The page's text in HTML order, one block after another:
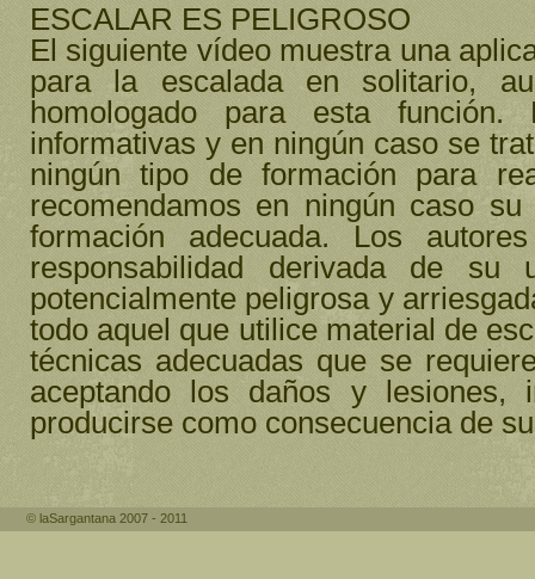
ESCALAR ES PELIGROSO
El siguiente vídeo muestra una
para la escalada en solitario,
homologado para esta función.
informativas y en ningún caso se
ningún tipo de formación para
recomendamos en ningún caso
formación adecuada. Los
responsabilidad derivada de
potencialmente peligrosa y
todo aquel que utilice material de
técnicas adecuadas que se
aceptando los daños y lesiones,
producirse como consecuencia de
© laSargantana 2007 - 2011